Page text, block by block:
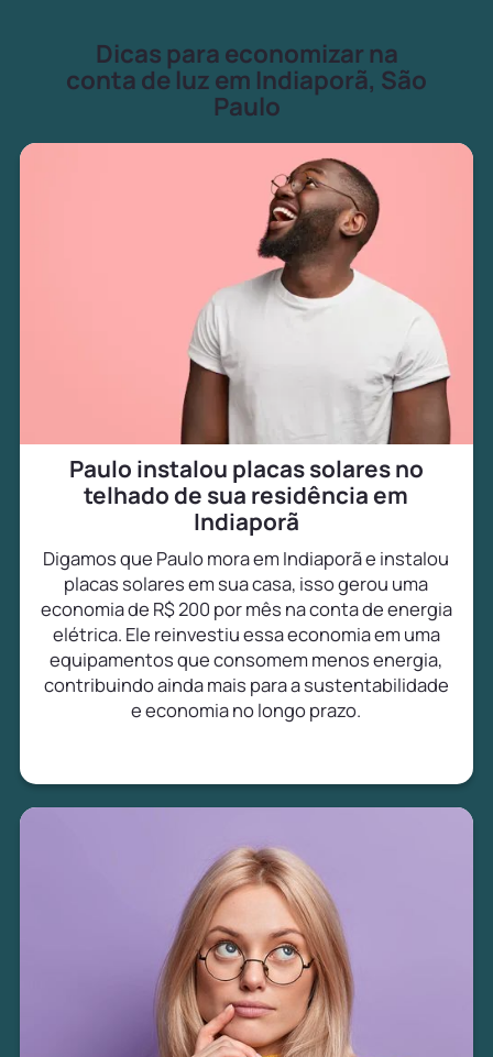
Dicas para economizar na
conta de luz em Indiaporã, São
Paulo
Paulo instalou placas solares no
telhado de sua residência em
Indiaporã
Digamos que Paulo mora em Indiaporã e instalou
placas solares em sua casa, isso gerou uma
economia de R$ 200 por mês na conta de energia
elétrica. Ele reinvestiu essa economia em uma
equipamentos que consomem menos energia,
contribuindo ainda mais para a sustentabilidade
e economia no longo prazo.